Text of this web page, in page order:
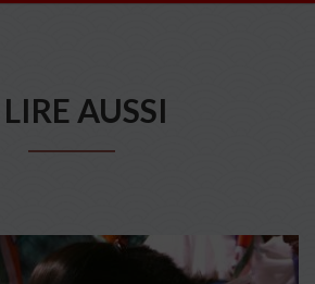
AUSSI